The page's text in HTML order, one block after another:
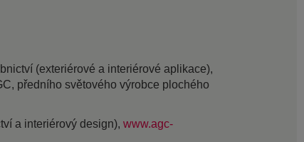
(exteriérové a interiérové aplikace),
předního světového výrobce plochého
a interiérový design), www.agc-